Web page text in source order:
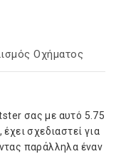
Οχήματος
σας με αυτό 5.75
σχεδιαστεί για
παράλληλα έναν